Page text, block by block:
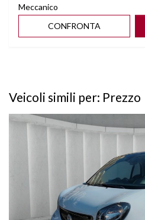
Meccanico
CONFRONTA
Veicoli simili per: Prezzo
Vedi dettagli